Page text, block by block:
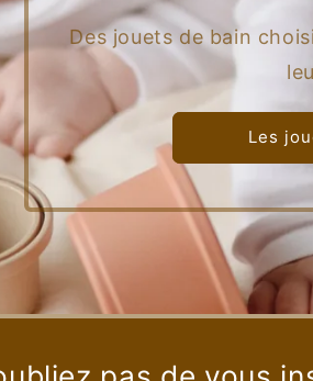
Des jouets de bain
Les